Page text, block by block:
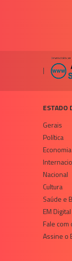
|
ESTADO
Gerais
Política
Economia
Nacional
Cultura
Saúde e
EM Digital
Fale com
Assine o